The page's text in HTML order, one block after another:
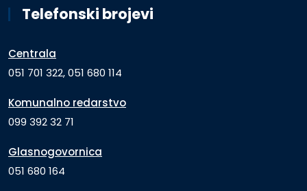
Telefonski brojevi
Centrala
051 701 322, 051 680 114
Komunalno redarstvo
099 392 32 71
Glasnogovornica
051 680 164